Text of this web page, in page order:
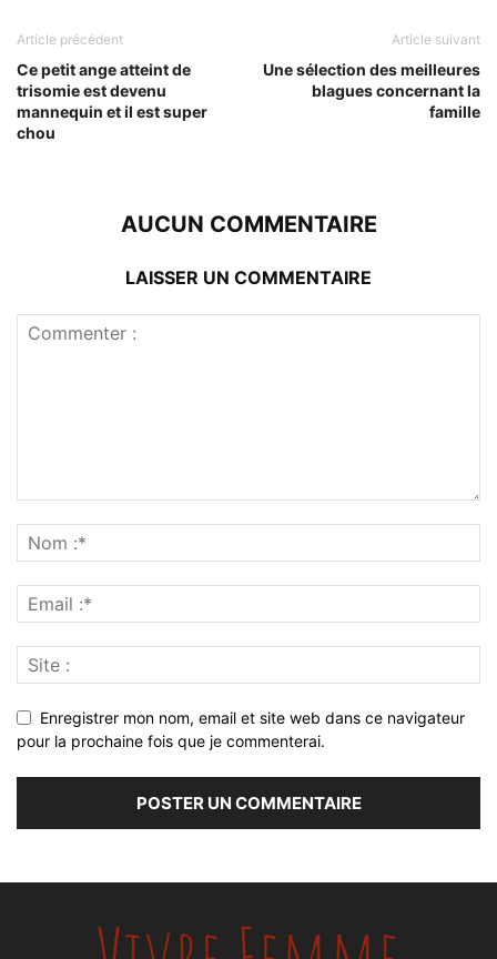
Article précédent
Ce petit ange atteint de
trisomie est devenu
mannequin et il est super
chou
Article suivant
Une sélection des meilleures
blagues concernant la
famille
AUCUN COMMENTAIRE
LAISSER UN COMMENTAIRE
Enregistrer mon nom, email et site web dans ce navigateur
pour la prochaine fois que je commenterai.